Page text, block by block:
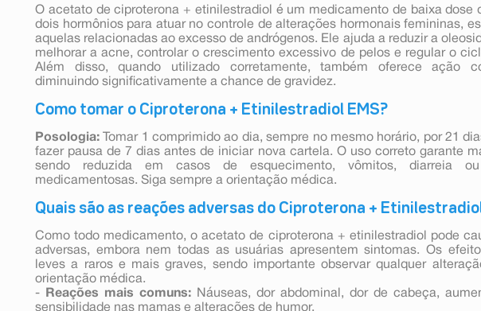
O acetato de ciproterona + etinilestradiol é um medicamento de baixa dose
dois hormônios para atuar no controle de alterações hormonais femininas,
aquelas relacionadas ao excesso de andrógenos. Ele ajuda a reduzir a
melhorar a acne, controlar o crescimento excessivo de pelos e regular o
Além disso, quando utilizado corretamente, também oferece ação
diminuindo significativamente a chance de gravidez.
Como tomar o Ciproterona + Etinilestradiol EMS?
Posologia: Tomar 1 comprimido ao dia, sempre no mesmo horário, por 21
fazer pausa de 7 dias antes de iniciar nova cartela. O uso correto garante
sendo reduzida em casos de esquecimento, vômitos, diarreia ou
medicamentosas. Siga sempre a orientação médica.
Quais são as reações adversas do Ciproterona +
Como todo medicamento, o acetato de ciproterona + etinilestradiol pode
adversas, embora nem todas as usuárias apresentem sintomas. Os
leves a raros e mais graves, sendo importante observar qualquer
orientação médica.
-
Reações mais comuns: Náuseas, dor abdominal, dor de cabeça,
sensibilidade nas mamas e alterações de humor.